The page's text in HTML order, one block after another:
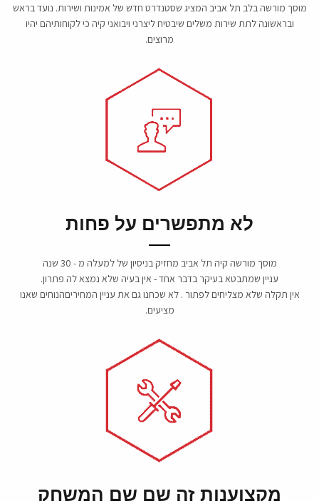
מוסך מורשה בלב תל אביב המציג שסטנדרט חדש של אמינות ושירות. נועד בראש
ובראשונה לתת שירות משלים שיבטיח ליצרני ויבואני קיה כי לקוחותיהם יהיו
מרוצים.
לא מתפשרים על פחות
מוסך מורשה קיה תל אביב מחזיק בניסיון של למעלה מ - 30 שנה
עניין שמתבטא בעיקר בדבר אחד - אין בעיה שלא נמצא לה פתרון.
אין תקלה שלא מצליחים לפתור . לא שכחנו גם את עניין המחיריםהנוחים שאנו
מציעים.
מקצוענות זה שם שם המשחק